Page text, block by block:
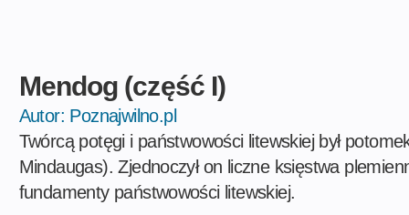
Mendog (część I)
Autor: Poznajwilno.pl
Twórcą potęgi i państwowości litewskiej był
Mindaugas). Zjednoczył on liczne księstwa
fundamenty państwowości litewskiej.